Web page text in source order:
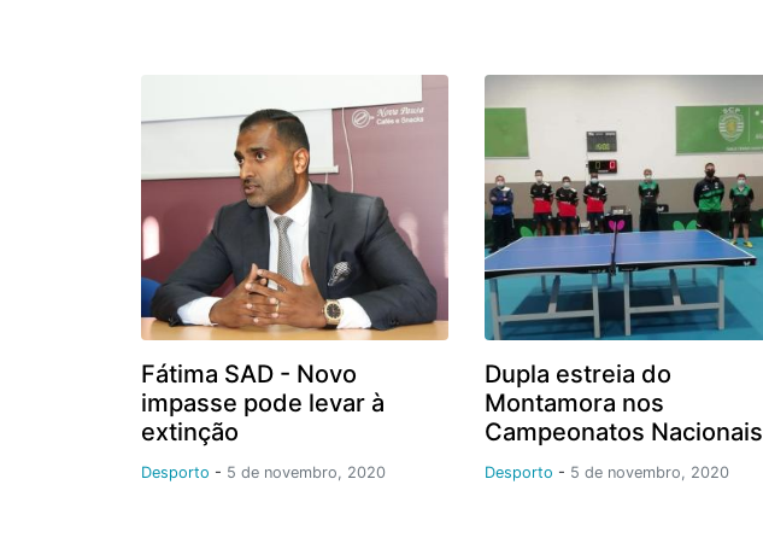
Fátima SAD - Novo
impasse pode levar à
extinção
Desporto - 5 de novembro, 2020
Dupla estreia do
Montamora nos
Campeonatos Nacionais
Desporto - 5 de novembro, 2020